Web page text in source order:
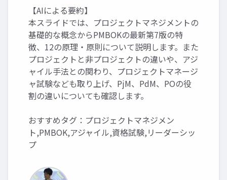
【AIによる要約】
本スライドでは、プロジェクトマネジメントの
基礎的な概念からPMBOKの最新第7版の特
徴、12の原理・原則について説明します。また
プロジェクトと非プロジェクトの違いや、アジ
ャイル手法との関わり、プロジェクトマネージ
ャ試験なども取り上げ、PjM、PdM、POの役
割の違いについても確認します。
おすすめタグ：プロジェクトマネジメン
ト,PMBOK,アジャイル,資格試験,リーダーシッ
プ